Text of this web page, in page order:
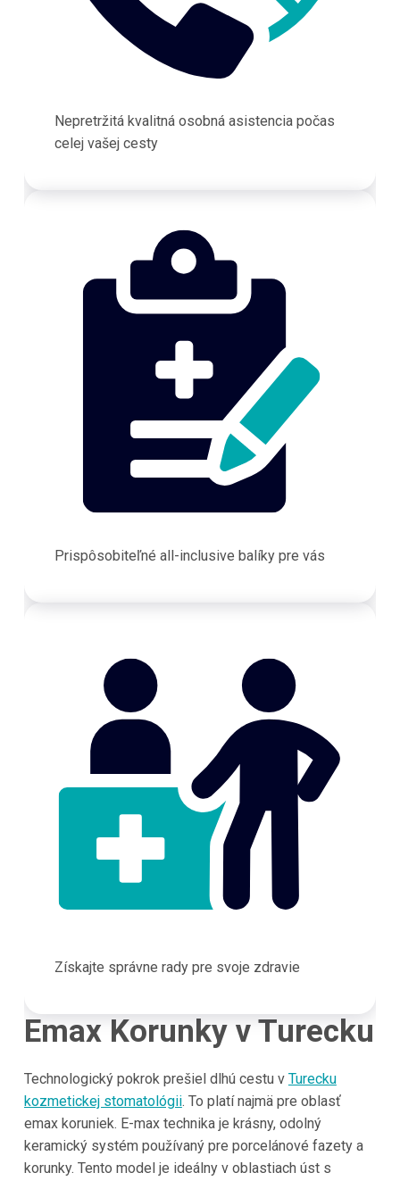
Nepretržitá kvalitná osobná asistencia počas
celej vašej cesty
Prispôsobiteľné all-inclusive balíky pre vás
Získajte správne rady pre svoje zdravie
Emax Korunky v Turecku
Technologický pokrok prešiel dlhú cestu v Turecku
kozmetickej stomatológii. To platí najmä pre oblasť
emax koruniek. E-max technika je krásny, odolný
keramický systém používaný pre porcelánové fazety a
korunky. Tento model je ideálny v oblastiach úst s